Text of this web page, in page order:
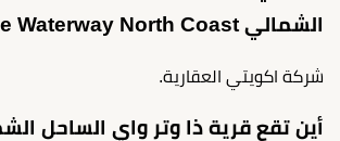
الشمالي The Waterway North Coast؟
شركة اكويتي العقارية.